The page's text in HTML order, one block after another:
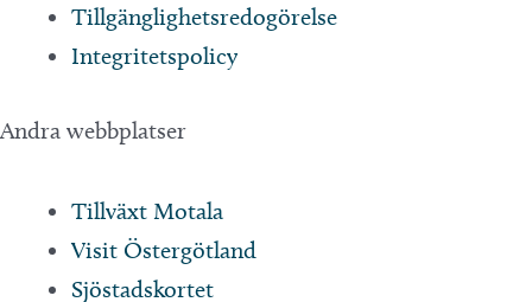
Tillgänglighetsredogörelse
Integritetspolicy
Andra webbplatser
Tillväxt Motala
Visit Östergötland
Sjöstadskortet